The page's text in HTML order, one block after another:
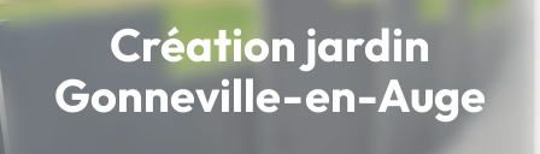
Création jardin
Gonneville-en-Auge